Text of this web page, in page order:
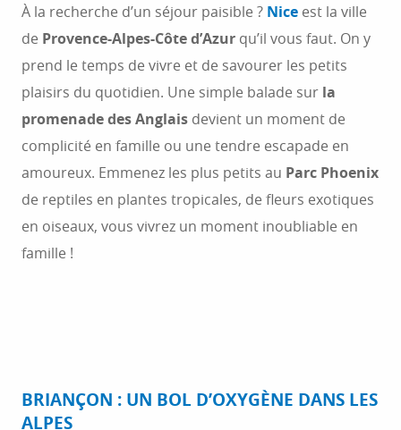
À la recherche d’un séjour paisible ? Nice est la ville
de Provence-Alpes-Côte d’Azur qu’il vous faut. On y
prend le temps de vivre et de savourer les petits
plaisirs du quotidien. Une simple balade sur la
promenade des Anglais devient un moment de
complicité en famille ou une tendre escapade en
amoureux. Emmenez les plus petits au Parc Phoenix
de reptiles en plantes tropicales, de fleurs exotiques
en oiseaux, vous vivrez un moment inoubliable en
famille !
BRIANÇON : UN BOL D’OXYGÈNE DANS LES
ALPES